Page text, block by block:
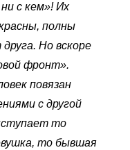
с кем»! Их
полны
Но вскоре
фронт».
повязан
с другой
то
то бывшая